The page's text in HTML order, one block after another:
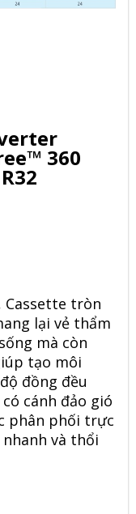
360
Cassette tròn
lại vẻ thẩm
mà còn
tạo môi
đồng đều
cánh đảo gió
phân phối trực
và thổi